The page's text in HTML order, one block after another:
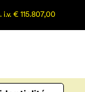
€ 115.807,00